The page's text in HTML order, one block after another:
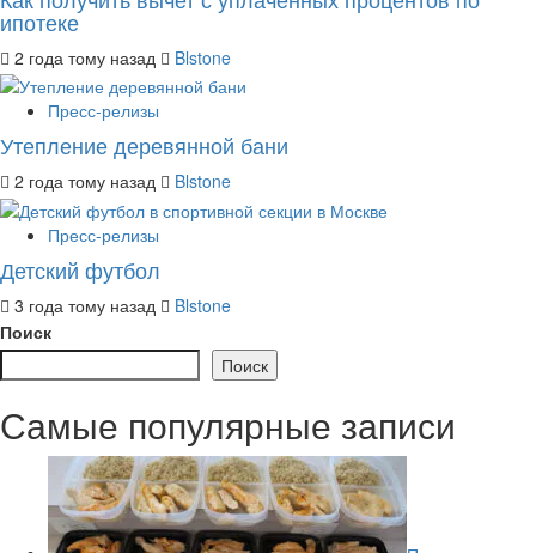
ипотеке
2 года тому назад Blstone
Пресс-релизы
Утепление деревянной бани
2 года тому назад Blstone
Пресс-релизы
Детский футбол
3 года тому назад
Blstone
Поиск
Поиск
Самые популярные записи